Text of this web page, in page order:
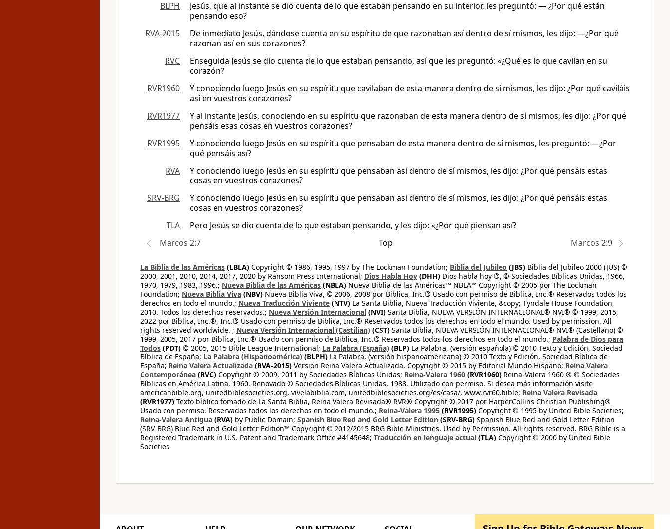
BLPH
Jesús, que al instante se dio cuenta de lo que estaban pensando en su interior, les preguntó: — ¿Por qué están
pensando eso?
RVA-2015
De inmediato Jesús, dándose cuenta en su espíritu de que razonaban así dentro de sí mismos, les dijo: —¿Por qué
razonan así en sus corazones?
RVC
Enseguida Jesús se dio cuenta de lo que estaban pensando, así que les preguntó: «¿Qué es lo que cavilan en su
corazón?
RVR1960
Y conociendo luego Jesús en su espíritu que cavilaban de esta manera dentro de sí mismos, les dijo: ¿Por qué caviláis
así en vuestros corazones?
RVR1977
Y al instante Jesús, conociendo en su espíritu que razonaban de esta manera dentro de sí mismos, les dijo: ¿Por qué
pensáis esas cosas en vuestros corazones?
RVR1995
Y conociendo luego Jesús en su espíritu que pensaban de esta manera dentro de sí mismos, les preguntó: —¿Por
qué pensáis así?
RVA
Y conociendo luego Jesús en su espíritu que pensaban así dentro de sí mismos, les dijo: ¿Por qué pensáis estas
cosas en vuestros corazones?
SRV-BRG
Y conociendo luego Jesús en su espíritu que pensaban así dentro de sí mismos, les dijo: ¿Por qué pensáis estas
cosas en vuestros corazones?
TLA
Pero Jesús se dio cuenta de lo que estaban pensando, y les dijo: «¿Por qué piensan así?
Marcos 2:7
Top Marcos 2:9
La Biblia de las Américas (LBLA) Copyright © 1986, 1995, 1997 by The Lockman Foundation; Biblia del Jubileo (JBS) Biblia del Jubileo 2000 (JUS) ©
2000, 2001, 2010, 2014, 2017, 2020 by Ransom Press International; Dios Habla Hoy (DHH) Dios habla hoy ®, © Sociedades Bíblicas Unidas, 1966,
1970, 1979, 1983, 1996.; Nueva Biblia de las Américas (NBLA) Nueva Biblia de las Américas™ NBLA™ Copyright © 2005 por The Lockman
Foundation; Nueva Biblia Viva (NBV) Nueva Biblia Viva, © 2006, 2008 por Biblica, Inc.® Usado con permiso de Biblica, Inc.® Reservados todos los
derechos en todo el mundo.; Nueva Traducción Viviente (NTV) La Santa Biblia, Nueva Traducción Viviente, &copy; Tyndale House Foundation,
2010. Todos los derechos reservados.; Nueva Versión Internacional (NVI) Santa Biblia, NUEVA VERSIÓN INTERNACIONAL® NVI® © 1999, 2015,
2022 por Biblica, Inc.®, Inc.® Usado con permiso de Biblica, Inc.® Reservados todos los derechos en todo el mundo. Used by permission. All
rights reserved worldwide. ; Nueva Versión Internacional (Castilian) (CST) Santa Biblia, NUEVA VERSIÓN INTERNACIONAL® NVI® (Castellano) ©
1999, 2005, 2017 por Biblica, Inc.® Usado con permiso de Biblica, Inc.® Reservados todos los derechos en todo el mundo.; Palabra de Dios para
Todos (PDT) © 2005, 2015 Bible League International; La Palabra (España) (BLP) La Palabra, (versión española) © 2010 Texto y Edición, Sociedad
Bíblica de España; La Palabra (Hispanoamérica) (BLPH) La Palabra, (versión hispanoamericana) © 2010 Texto y Edición, Sociedad Bíblica de
España; Reina Valera Actualizada (RVA-2015) Version Reina Valera Actualizada, Copyright © 2015 by Editorial Mundo Hispano; Reina Valera
Contemporánea (RVC) Copyright © 2009, 2011 by Sociedades Bíblicas Unidas; Reina-Valera 1960 (RVR1960) Reina-Valera 1960 ® © Sociedades
Bíblicas en América Latina, 1960. Renovado © Sociedades Bíblicas Unidas, 1988. Utilizado con permiso. Si desea más información visite
americanbible.org, unitedbiblesocieties.org, vivelabiblia.com, unitedbiblesocieties.org/es/casa/, www.rvr60.bible; Reina Valera Revisada
(RVR1977) Texto bíblico tomado de La Santa Biblia, Reina Valera Revisada® RVR® Copyright © 2017 por HarperCollins Christian Publishing®
Usado con permiso. Reservados todos los derechos en todo el mundo.; Reina-Valera 1995 (RVR1995) Copyright © 1995 by United Bible Societies;
Reina-Valera Antigua (RVA) by Public Domain; Spanish Blue Red and Gold Letter Edition (SRV-BRG) Spanish Blue Red and Gold Letter Edition
(SRV-BRG) Blue Red and Gold Letter Edition™ Copyright © 2012/2015 BRG Bible Ministries. Used by Permission. All rights reserved. BRG Bible is a
Registered Trademark in U.S. Patent and Trademark Office #4145648; Traducción en lenguaje actual (TLA) Copyright © 2000 by United Bible
Societies